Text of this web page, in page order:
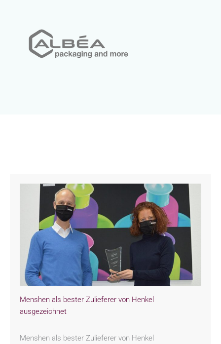
Menshen als bester Zulieferer von Henkel
ausgezeichnet
Menshen als bester Zulieferer von Henkel